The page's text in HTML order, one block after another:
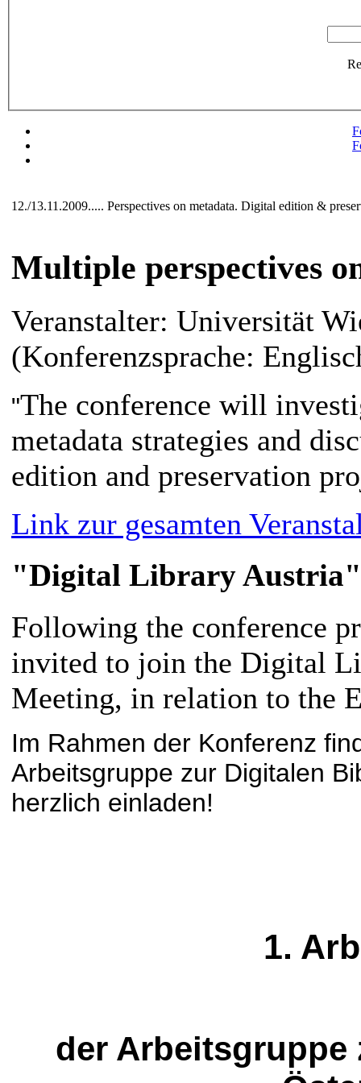
12./13.11.2009..... Perspectives on metadata. Digital edition &
Multiple perspectives
Veranstalter: Universität
(Konferenzsprache:
"The conference will
metadata strategies and
edition and preservation
Link zur gesamten
"Digital Library
Following the conference
invited to join the Digital
Meeting, in relation to the
Im Rahmen der Konferenz
Arbeitsgruppe zur Digitalen
herzlich einladen!
1.
der Arbeitsgruppe